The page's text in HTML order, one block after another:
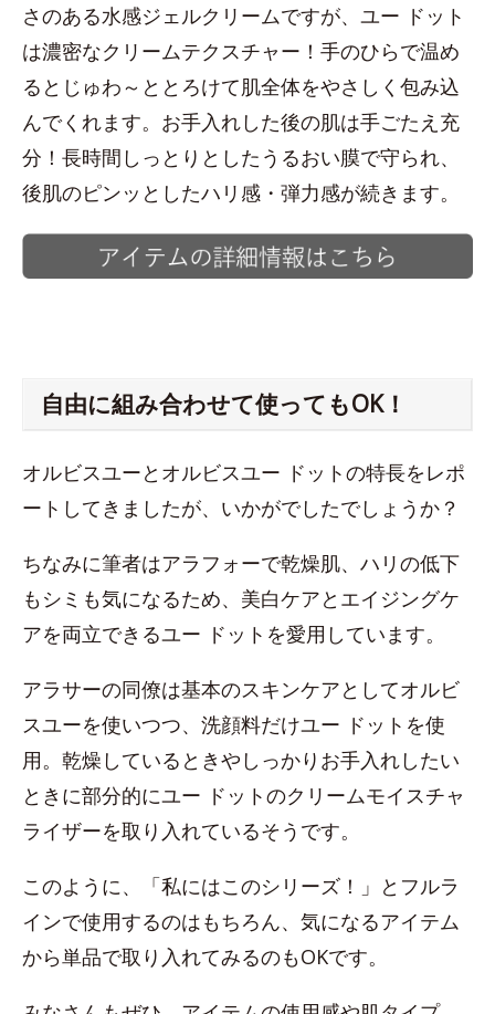
さのある水感ジェルクリームですが、ユー ドット
は濃密なクリームテクスチャー！手のひらで温め
るとじゅわ～ととろけて肌全体をやさしく包み込
んでくれます。お手入れした後の肌は手ごたえ充
分！長時間しっとりとしたうるおい膜で守られ、
後肌のピンッとしたハリ感・弾力感が続きます。
自由に組み合わせて使ってもOK！
オルビスユーとオルビスユー ドットの特長をレポ
ートしてきましたが、いかがでしたでしょうか？
ちなみに筆者はアラフォーで乾燥肌、ハリの低下
もシミも気になるため、美白ケアとエイジングケ
アを両立できるユー ドットを愛用しています。
アラサーの同僚は基本のスキンケアとしてオルビ
スユーを使いつつ、洗顔料だけユー ドットを使
用。乾燥しているときやしっかりお手入れしたい
ときに部分的にユー ドットのクリームモイスチャ
ライザーを取り入れているそうです。
このように、「私にはこのシリーズ！」とフルラ
インで使用するのはもちろん、気になるアイテム
から単品で取り入れてみるのもOKです。